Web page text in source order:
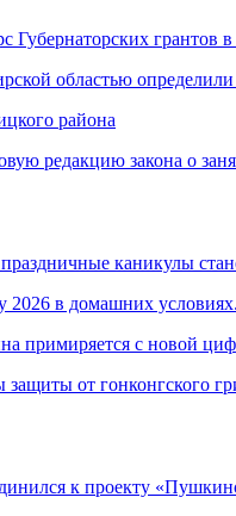
Губернаторских грантов
областью
района
редакцию закона о
каникулы
в домашних
примиряется с новой
защиты от гонконгского
к проекту